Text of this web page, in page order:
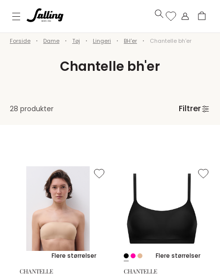
Forside Dame Tøj Lingeri BH'er Chantelle bh'er
Chantelle bh'er
28 produkter Filtrer
Flere størrelser
CHANTELLE
Flere størrelser
CHANTELLE